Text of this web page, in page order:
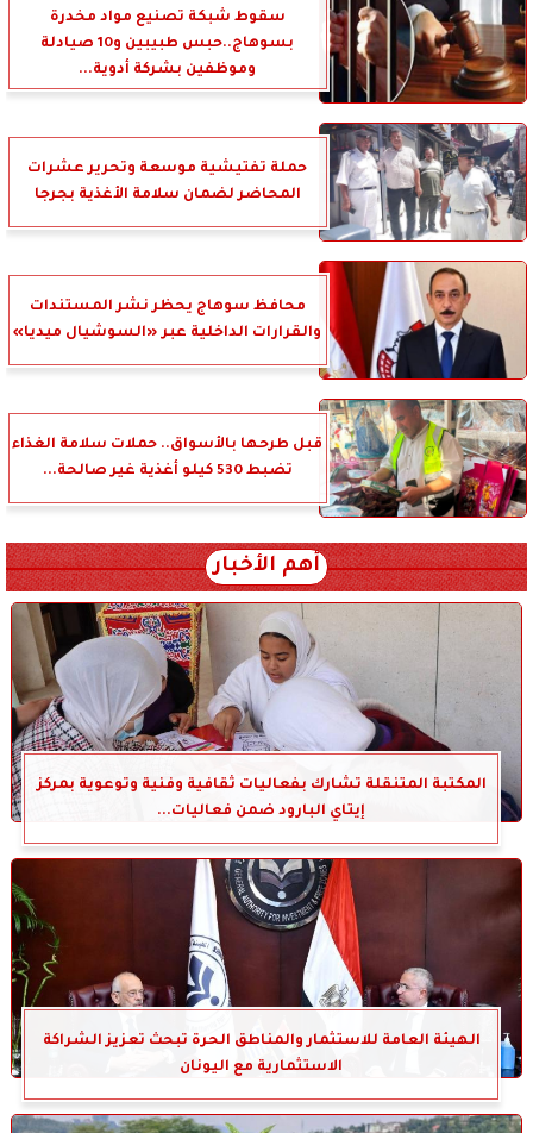
سقوط شبكة تصنيع مواد مخدرة
بسوهاج..حبس طبيبين و10 صيادلة
وموظفين بشركة أدوية...
حملة تفتيشية موسعة وتحرير عشرات
المحاضر لضمان سلامة الأغذية بجرجا
محافظ سوهاج يحظر نشر المستندات
والقرارات الداخلية عبر «السوشيال ميديا»
قبل طرحها بالأسواق.. حملات سلامة الغذاء
تضبط 530 كيلو أغذية غير صالحة...
أهم الأخبار
المكتبة المتنقلة تشارك بفعاليات ثقافية وفنية وتوعوية بمركز
إيتاي البارود ضمن فعاليات...
الهيئة العامة للاستثمار والمناطق الحرة تبحث تعزيز الشراكة
الاستثمارية مع اليونان